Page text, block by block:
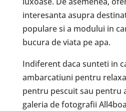
interesanta asupra
populare si a modului in
bucura de viata pe apa.
Indiferent daca sunteti in
ambarcatiuni pentru
pentru pescuit sau pentru
galeria de fotografii